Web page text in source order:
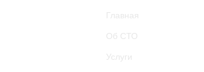
Главная
Об СТО
Услуги